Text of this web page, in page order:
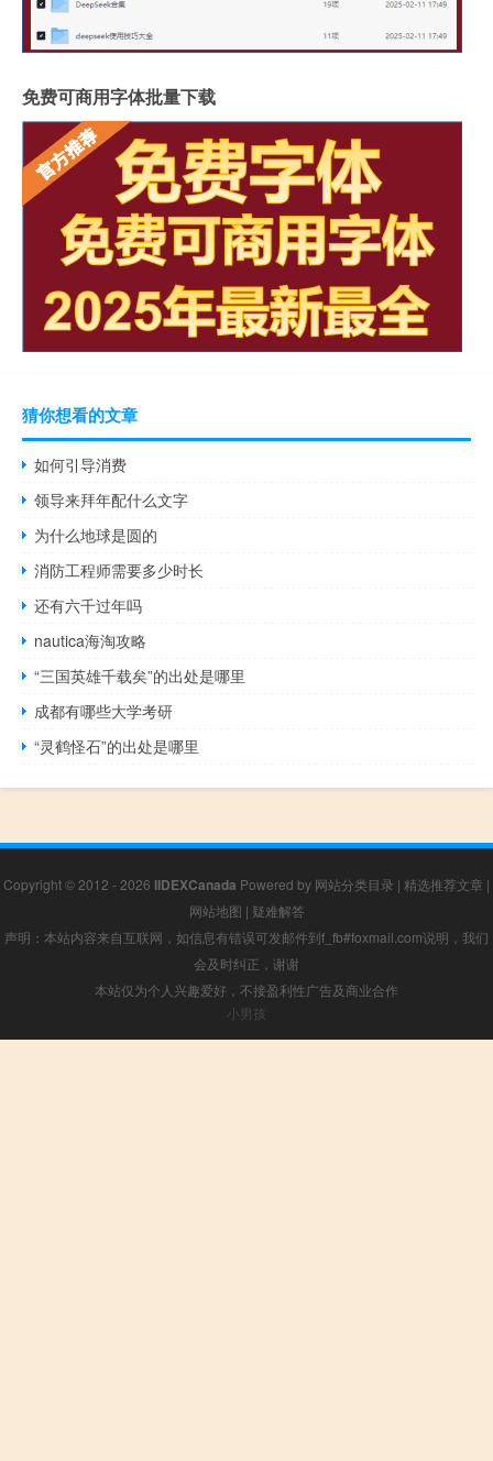
免费可商用字体批量下载
猜你想看的文章
如何引导消费
领导来拜年配什么文字
为什么地球是圆的
消防工程师需要多少时长
还有六千过年吗
nautica海淘攻略
“三国英雄千载矣”的出处是哪里
成都有哪些大学考研
“灵鹤怪石”的出处是哪里
Copyright © 2012 - 2026 IIDEXCanada Powered by 网站分类目录 | 精选推荐文章 |
网站地图 | 疑难解答
声明：本站内容来自互联网，如信息有错误可发邮件到f_fb#foxmail.com说明，我们
会及时纠正，谢谢
本站仅为个人兴趣爱好，不接盈利性广告及商业合作
小男孩